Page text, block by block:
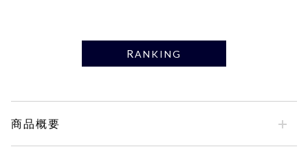
RANKING
商品概要